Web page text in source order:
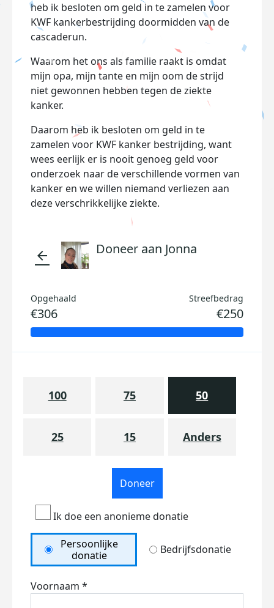
heb ik besloten om geld in te zamelen voor
KWF kankerbestrijding doormidden van de
cascaderun.
Waarom het ons als familie raakt is omdat
mijn opa, mijn tante en mijn oom de strijd
niet gewonnen hebben tegen de ziekte
kanker.
Daarom heb ik besloten om geld in te
zamelen voor KWF kanker bestrijding, want
wees eerlijk er is nooit genoeg geld voor
onderzoek naar de verschillende vormen van
kanker en we willen niemand verliezen aan
deze verschrikkelijke ziekte.
arrow_back Doneer aan Jonna
Opgehaald
€306
Streefbedrag
€250
100 75 50
25 15 Anders
Doneer
Ik doe een anonieme donatie
Persoonlijke
donatie
Bedrijfsdonatie
Voornaam *